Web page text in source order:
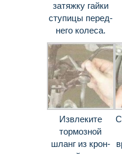
затяжку гайки
ступицы перед­
него колеса.
Извлеките
тормозной
шланг из крон­